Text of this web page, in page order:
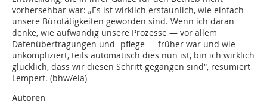
vorhersehbar war: „Es ist wirklich erstaunlich, wie einfach
unsere Bürotätigkeiten geworden sind. Wenn ich daran
denke, wie aufwändig unsere Prozesse — vor allem
Datenübertragungen und -pflege — früher war und wie
unkompliziert, teils automatisch dies nun ist, bin ich wirklich
glücklich, dass wir diesen Schritt gegangen sind“, resümiert
Lempert. (bhw/ela)
Autoren